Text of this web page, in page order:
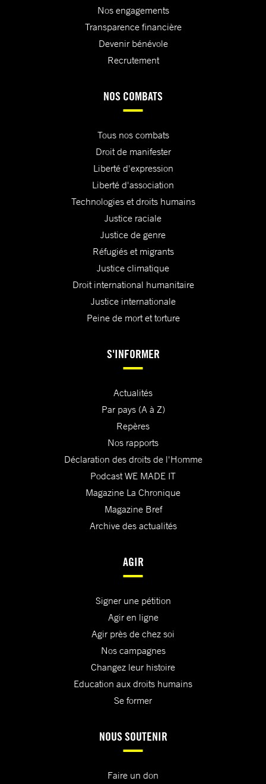
Nos engagements
Transparence financière
Devenir bénévole
Recrutement
NOS COMBATS
Tous nos combats
Droit de manifester
Liberté d'expression
Liberté d'association
Technologies et droits humains
Justice raciale
Justice de genre
Réfugiés et migrants
Justice climatique
Droit international humanitaire
Justice internationale
Peine de mort et torture
S'INFORMER
Actualités
Par pays (A à Z)
Repères
Nos rapports
Déclaration des droits de l'Homme
Podcast WE MADE IT
Magazine La Chronique
Magazine Bref
Archive des actualités
AGIR
Signer une pétition
Agir en ligne
Agir près de chez soi
Nos campagnes
Changez leur histoire
Education aux droits humains
Se former
NOUS SOUTENIR
Faire un don